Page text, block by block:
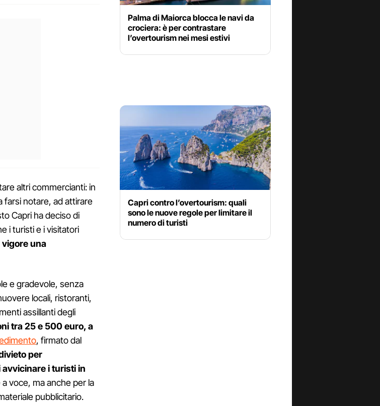
altri commercianti: in
farsi notare, ad attirare
Capri ha deciso di
i turisti e i visitatori
una
e gradevole, senza
locali, ristoranti,
assillanti degli
tra 25 e 500 euro, a
, firmato dal
per
i turisti in
voce, ma anche per la
pubblicitario.
Palma di Maiorca blocca le navi da
crociera: è per contrastare
l’overtourism nei mesi estivi
Capri contro l’overtourism: quali
sono le nuove regole per limitare il
numero di turisti